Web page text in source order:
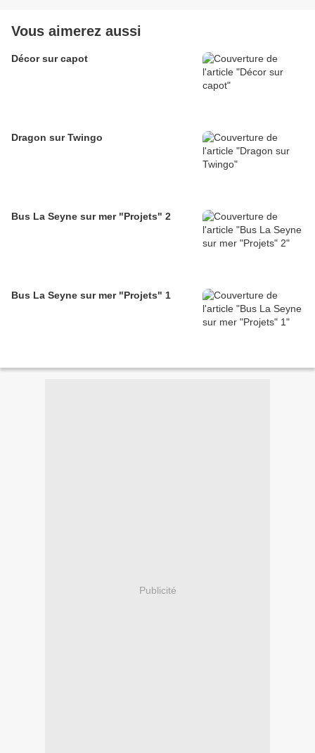
Vous aimerez aussi
Décor sur capot
Dragon sur Twingo
Bus La Seyne sur mer "Projets" 2
Bus La Seyne sur mer "Projets" 1
Publicité